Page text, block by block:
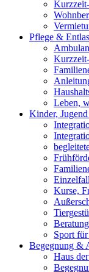
Pflege &
Leben,
Kinder,
Kurse,
Sport
Begegnung &
Haus